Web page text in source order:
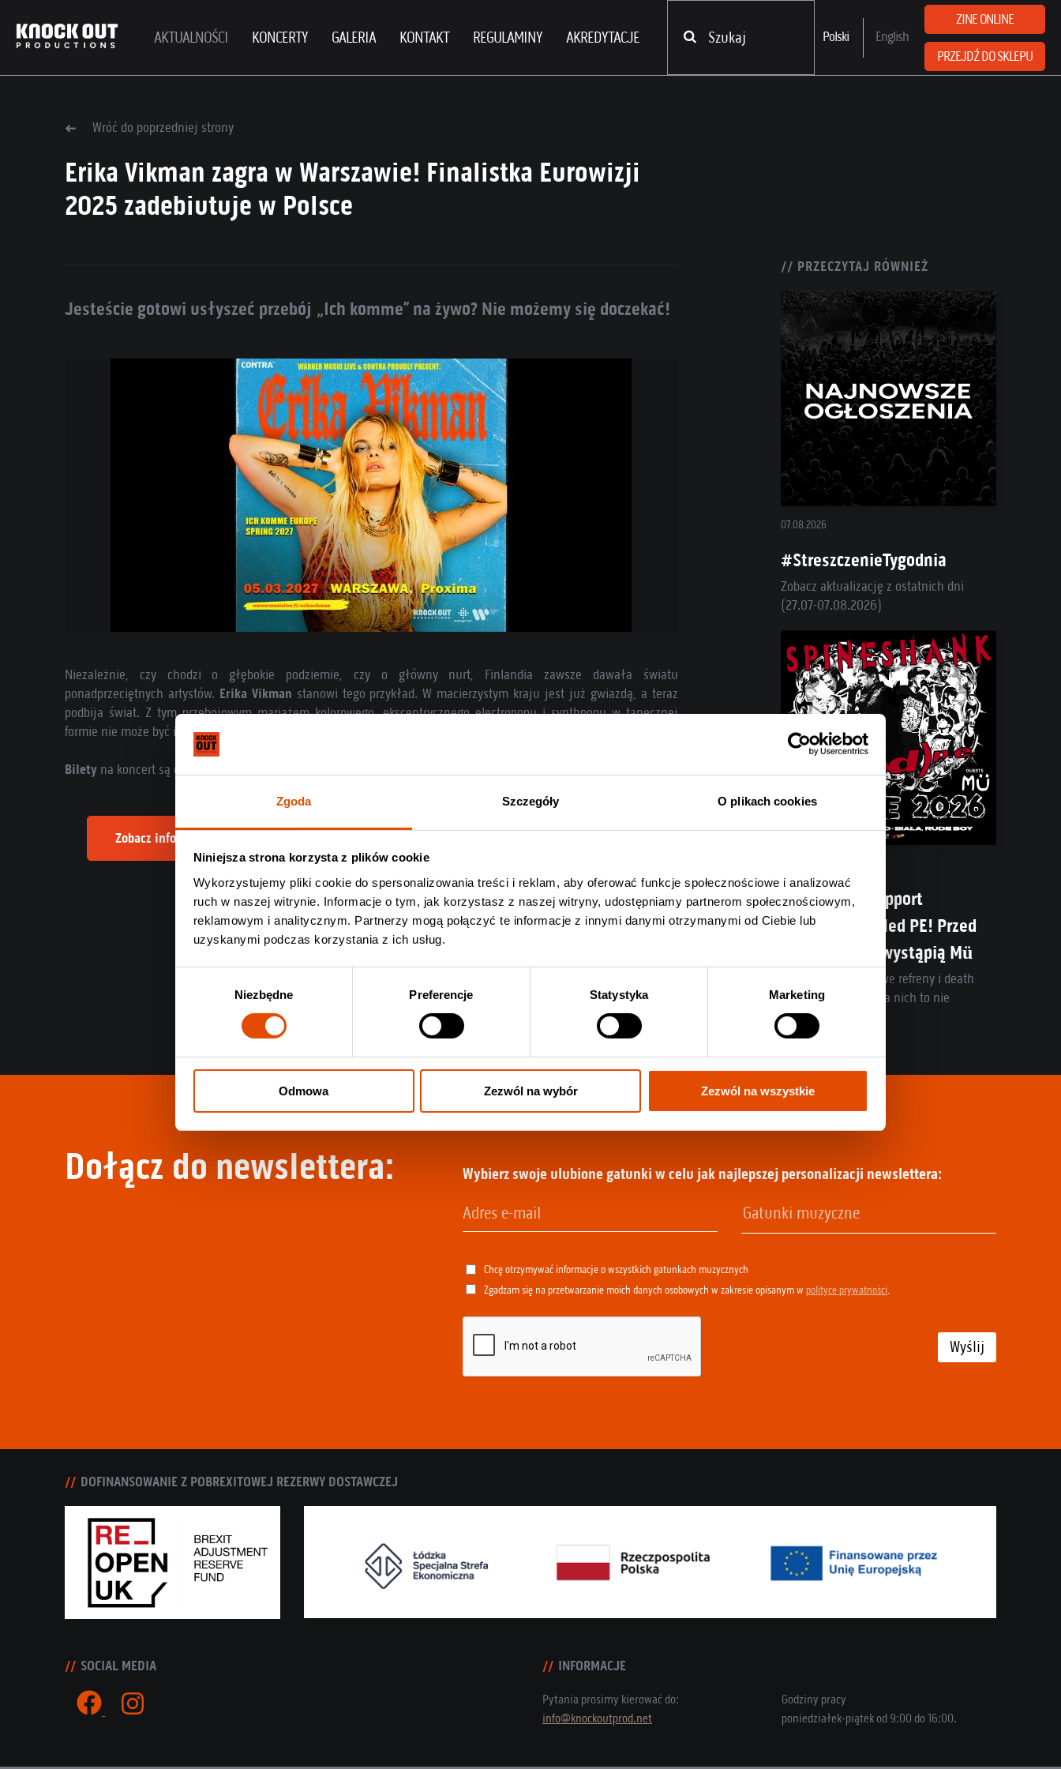
Zgoda Szczegóły O plikach cookies
Niniejsza strona korzysta z plików cookie
Wykorzystujemy pliki cookie do spersonalizowania treści i reklam, aby oferować funkcje społecznościowe i analizować
ruch w naszej witrynie. Informacje o tym, jak korzystasz z naszej witryny, udostępniamy partnerom społecznościowym,
reklamowym i analitycznym. Partnerzy mogą połączyć te informacje z innymi danymi otrzymanymi od Ciebie lub
uzyskanymi podczas korzystania z ich usług.
Niezbędne Preferencje Statystyka Marketing
Odmowa Zezwól na wybór Zezwól na wszystkie
AKTUALNOŚCI KONCERTY GALERIA KONTAKT REGULAMINY AKREDYTACJE Polski English
ZINE ONLINE
PRZEJDŹ DO SKLEPU
Wróć do poprzedniej strony
Erika Vikman zagra w Warszawie! Finalistka Eurowizji
2025 zadebiutuje w Polsce
Jesteście gotowi usłyszeć przebój „Ich komme” na żywo? Nie możemy się doczekać!
Niezależnie, czy chodzi o głębokie podziemie, czy o główny nurt, Finlandia zawsze dawała światu
ponadprzeciętnych artystów. Erika Vikman stanowi tego przykład. W macierzystym kraju jest już gwiazdą, a teraz
podbija świat. Z tym przebojowym mariażem kolorowego, ekscentrycznego electropopu i synthpopu w tanecznej
formie nie może być inaczej.
Bilety na koncert są dostępne na
Zobacz informacje o nadchodzącym koncercie Erika Vikman
// PRZECZYTAJ RÓWNIEŻ
07.08.2026
#StreszczenieTygodnia
Zobacz aktualizację z ostatnich dni
(27.07-07.08.2026)
Poznaliśmy support
Spineshank i Hed PE! Przed
headlinerami wystąpią Mü
Post-rock, przebojowe refreny i death
metal w jednym? Dla nich to nie
problem!
Dołącz do newslettera: Wybierz swoje ulubione gatunki w celu jak najlepszej personalizacji newslettera:
Chcę otrzymywać informacje o wszystkich gatunkach muzycznych
Zgadzam się na przetwarzanie moich danych osobowych w zakresie opisanym wpolityce prywatności.
Wyślij
DOFINANSOWANIE Z POBREXITOWEJ REZERWY DOSTAWCZEJ
SOCIAL MEDIA INFORMACJE
Pytania prosimy kierować do:
info@knockoutprod.net
Godziny pracy
poniedziałek-piątek od 9:00 do 16:00.